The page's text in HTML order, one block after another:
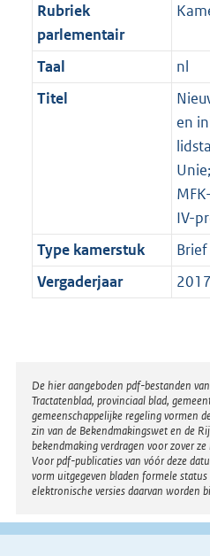
Rubriek
parlementair
Taal
nl
Titel
en
IV-
Type kamerstuk
Brief
Vergaderjaar
Disclaimer
De hier aangeboden pdf-bestanden
Tractatenblad, provinciaal blad,
gemeenschappelijke regeling vormen
zin van de Bekendmakingswet en de
bekendmaking verdragen voor zover
Voor pdf-publicaties van vóór deze
vorm uitgegeven bladen formele
elektronische versies daarvan worden